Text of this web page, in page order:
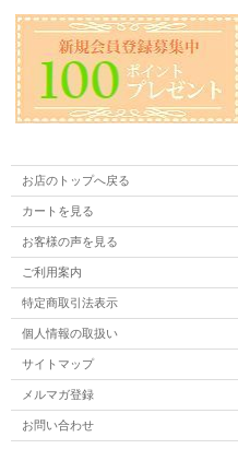
お店のトップへ戻る
カートを見る
お客様の声を見る
ご利用案内
特定商取引法表示
個人情報の取扱い
サイトマップ
メルマガ登録
お問い合わせ